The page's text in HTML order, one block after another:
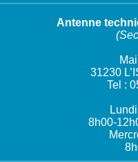
Antenne
31230
Tel :
8h00-